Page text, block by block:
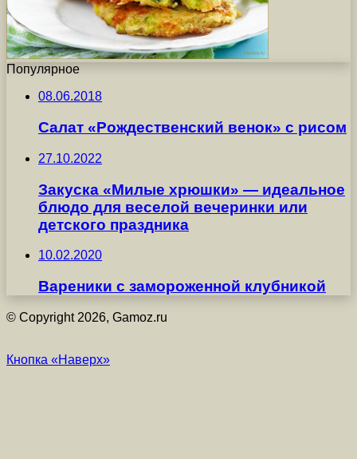
Популярное
08.06.2018
Салат «Рождественский венок» с рисом
27.10.2022
Закуска «Милые хрюшки» — идеальное
блюдо для веселой вечеринки или
детского праздника
10.02.2020
Вареники с замороженной клубникой
© Copyright 2026, Gamoz.ru
Кнопка «Наверх»